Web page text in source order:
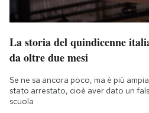
La storia del quindicenne
da oltre due mesi
Se ne sa ancora poco, ma è più
stato arrestato, cioè aver dato un
scuola